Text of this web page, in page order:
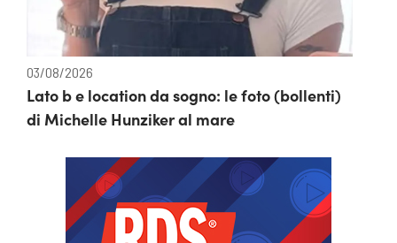
03/08/2026
Lato b e location da sogno: le foto (bollenti)
di Michelle Hunziker al mare